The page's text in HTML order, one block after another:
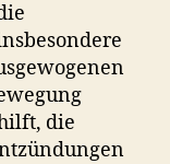
die